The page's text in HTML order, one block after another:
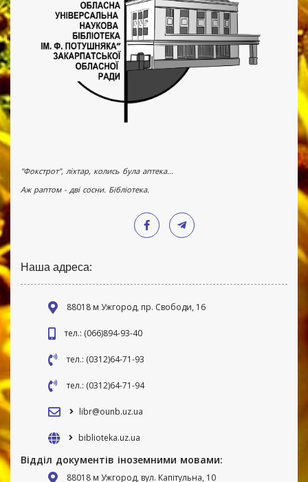
"Фокстрот", ліхтар, колись була аптека...
Аж раптом - дві сосни. Бібліотека.
Наша адреса:
88018 м Ужгород, пр. Свободи, 16
тел.: (066)894-93-40
тел.: (0312)64-71-93
тел.: (0312)64-71-94
libr@ounb.uz.ua
biblioteka.uz.ua
Відділ документів іноземними мовами:
88018 м Ужгород, вул. Капітульна, 10